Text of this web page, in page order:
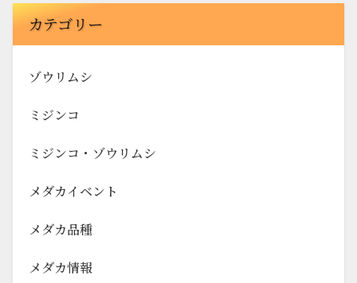
カテゴリー
ゾウリムシ
ミジンコ
ミジンコ・ゾウリムシ
メダカイベント
メダカ品種
メダカ情報